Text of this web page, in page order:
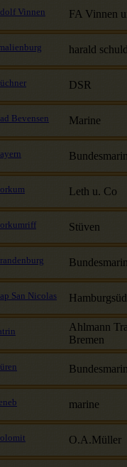
Vinnen FA Vinnen
harald
DSR
Bevensen Marine
Leth u. Co
Stüven
San Nicolas Hamburgsüd
Ahlmann
Bremen
marine
O.A.Müller